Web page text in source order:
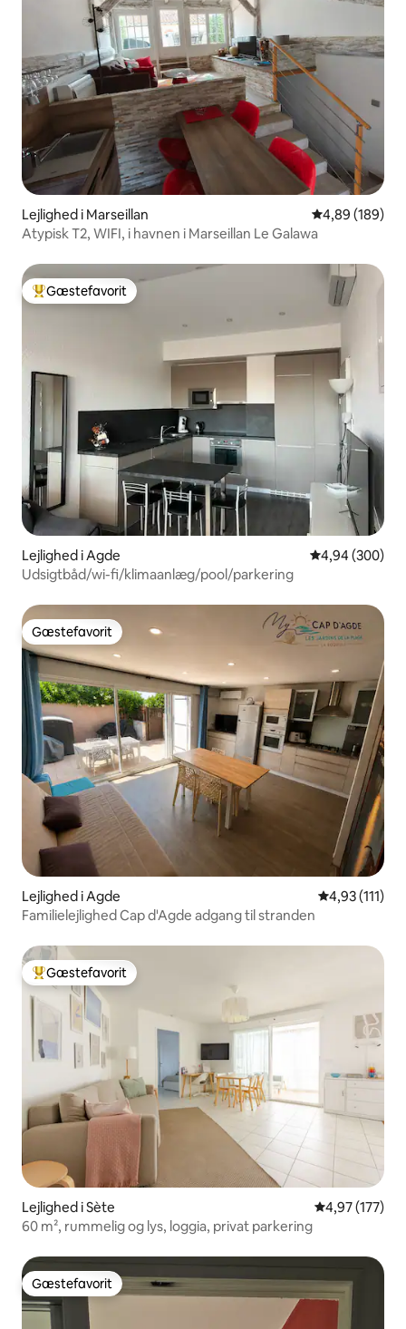
Lejlighed i Marseillan 4,89 ud af 5 i
4,89 (189)
Atypisk T2, WIFI, i havnen i Marseillan Le Galawa
Bedste gæstefavorit
Gæstefavorit
Lejlighed i Agde 4,94 ud af 5 i
4,94 (300)
Udsigtbåd/wi-fi/klimaanlæg/pool/parkering
Gæstefavorit
Gæstefavorit
Lejlighed i Agde 4,93 ud af 5 i
4,93 (111)
Familielejlighed Cap d'Agde adgang til stranden
Bedste gæstefavorit
Gæstefavorit
Lejlighed i Sète 4,97 ud af 5 i
4,97 (177)
60 m², rummelig og lys, loggia, privat parkering
Gæstefavorit
Gæstefavorit